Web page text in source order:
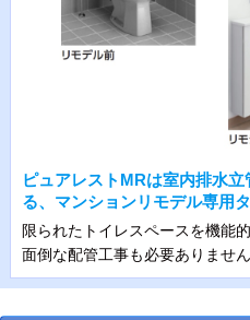
ピュアレストMRは室内排水
る、マンションリモデル専用
限られたトイレスペースを機能
面倒な配管工事も必要ありません